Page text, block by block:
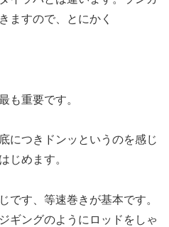
ますので、とにかく
も重要です。
につきドンッというのを感じ
じめます。
です、等速巻きが基本です。
ギングのようにロッドをしゃ